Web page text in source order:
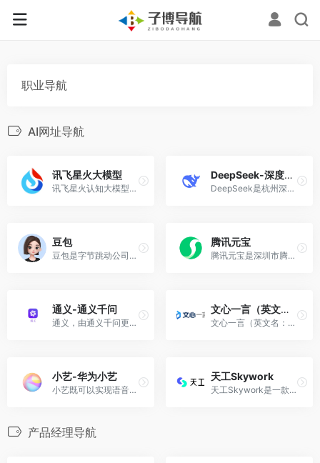
职业导航
AI网址导航
讯飞星火大模型
讯飞星火认知大模型是科大讯飞发布的大模型。
DeepSeek-深度求索
DeepSeek是杭州深度求索人工智能基础技术研究有限公司推出的AI助手！
豆包
豆包是字节跳动公司基于云雀模型开发的AI工具，提供聊天机器人、写作助手以及英语学习助手等功能！
腾讯元宝
腾讯元宝是深圳市腾讯计算机系统有限公司基于自研混元大模型开发的C端AI助手App!
通义-通义千问
通义，由通义千问更名而来 ，是阿里云推出的语言模型 ，于2023年9月13日正式向公众开放。
文心一言（英文名：ERNIE Bot）
文心一言（英文名：ERNIE Bot）是百度全新一代知识增强大语言模型，文心大模型家族的新成员!
小艺-华为小艺
小艺既可以实现语音启动应用及服务，也可以实现多轮对话获取信息发布指令。
天工Skywork
天工Skywork是一款具备超强DeepResearch能力的全新AI Office智能体。
产品经理导航